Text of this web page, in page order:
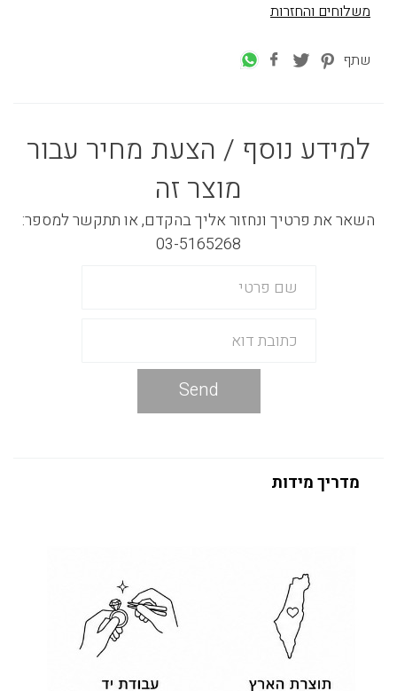
משלוחים והחזרות
שתף
למידע נוסף / הצעת מחיר עבור
מוצר זה
השאר את פרטיך ונחזור אליך בהקדם, או תתקשר למספר:
03-5165268
Send
מדריך מידות